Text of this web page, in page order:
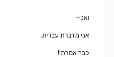
ואני-
אני מדברת עברית.
כבר אמרתי!